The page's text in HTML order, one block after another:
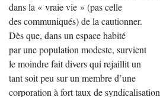
dans la « vraie vie » (pas celle
des communiqués) de la cautionner.
Dès que, dans un espace habité
par une population modeste, survient
le moindre fait divers qui rejaillit un
tant soit peu sur un membre d’une
corporation à fort taux de syndicalisation